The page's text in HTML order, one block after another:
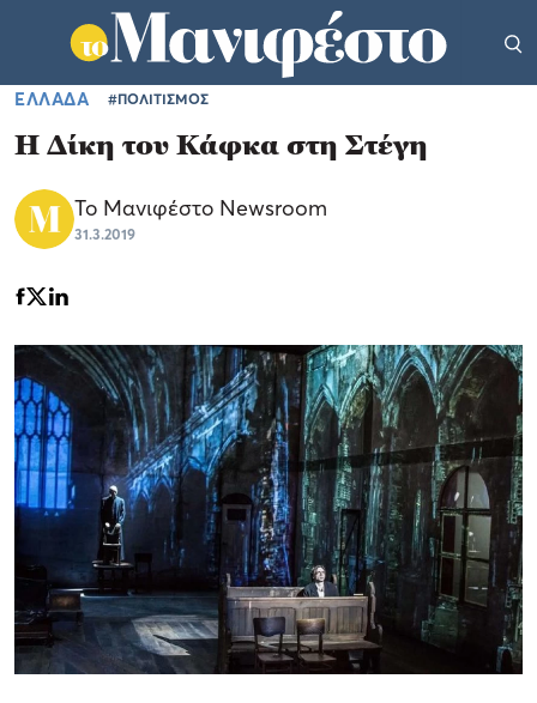
ΕΛΛΑΔΑ #ΠΟΛΙΤΙΣΜΟΣ
Η Δίκη του Κάφκα στη Στέγη
Το Μανιφέστο Newsroom
31.3.2019